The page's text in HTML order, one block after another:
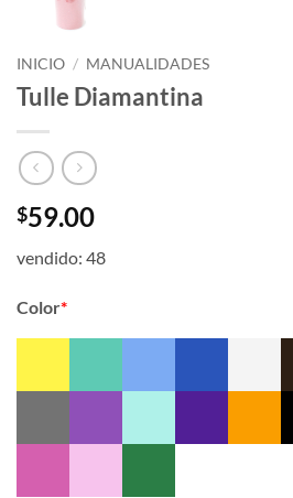
INICIO / MANUALIDADES
Tulle Diamantina
$59.00
vendido: 48
*
Color